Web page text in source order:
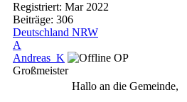
Registriert: Mar 2022
Beiträge: 306
Deutschland NRW
A
Andreas_K
OP
Großmeister
Hallo an die Gemeinde,